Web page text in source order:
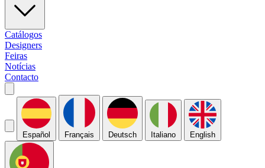
Catálogos
Designers
Feiras
Notícias
Contacto
Español Français Deutsch Italiano English